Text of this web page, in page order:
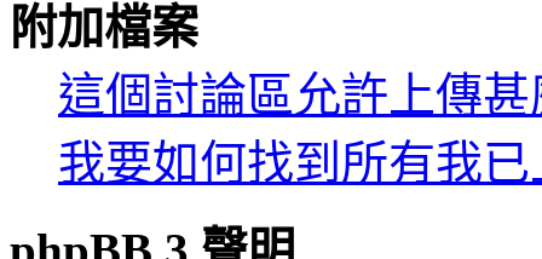
附加檔案
這個討論區允許上傳
我要如何找到所有我